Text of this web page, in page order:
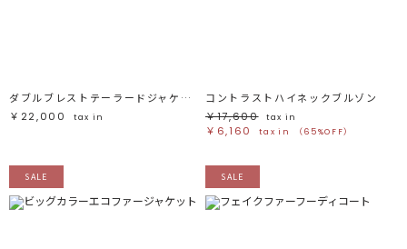
ダブルブレストテーラードジャケット
￥22,000
tax in
コントラストハイネックブルゾン
￥17,600
tax in
￥6,160 tax in （65%OFF）
SALE SALE